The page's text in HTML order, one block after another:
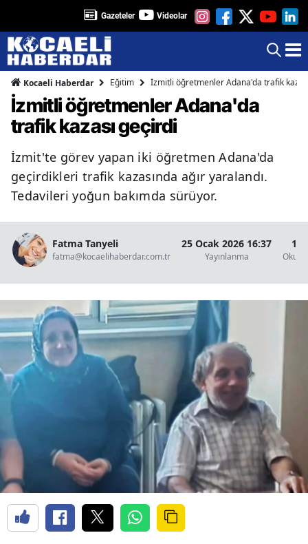
Gazeteler Videolar
Kocaeli Haberdar Eğitim İzmitli öğretmenler Adana'da trafik
İzmitli öğretmenler Adana'da
trafik kazası geçirdi
İzmit'te görev yapan iki öğretmen Adana'da
geçirdikleri trafik kazasında ağır yaralandı.
Tedavileri yoğun bakımda sürüyor.
Fatma Tanyeli
fatma@kocaelihaberdar.com.tr
25 Ocak 2026 16:37
Yayınlanma
1